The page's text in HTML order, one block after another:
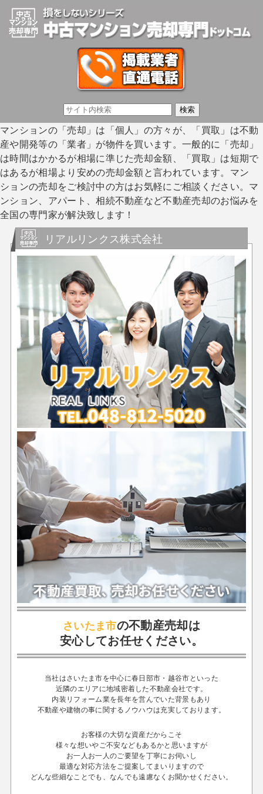
マンションの「売却」は「個人」の方々が、「買取」は不動
産や開発等の「業者」が物件を買います。一般的に「売却」
は時間はかかるが相場に準じた売却金額、「買取」は短期で
はあるが相場より安めの売却金額と言われています。マン
ションの売却をご検討中の方はお気軽にご相談ください。マ
ンション、アパート、相続不動産など不動産売却のお悩みを
全国の専門家が解決致します！
リアルリンクス株式会社
さいたま市の不動産売却は
安心してお任せください。
当社はさいたま市を中心に春日部市・越谷市といった
近隣のエリアに地域密着した不動産会社です。
内装リフォーム業を長年を営んでいた背景もあり
不動産や建物の事に関するノウハウは充実しております。
お客様の大切な資産だからこそ
様々な想いやご不安などもあるかと思いますが
お一人お一人のご要望を丁寧にお伺いし
最適な対応方法をご提案してまいりますので
どんな些細なことでも、なんでも遠慮なくお聞かせください。